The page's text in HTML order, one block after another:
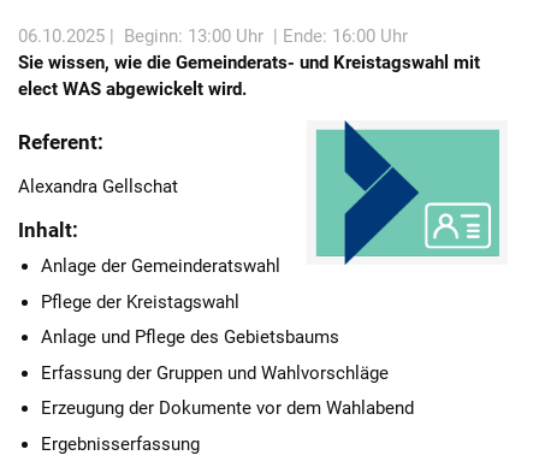
Über die AKDB
06.10.2025 | Beginn: 13:00 Uhr | Ende: 16:00 Uhr
Sie wissen, wie die Gemeinderats- und Kreistagswahl mit
elect WAS abgewickelt wird.
Referent:
Alexandra Gellschat
Inhalt:
Anlage der Gemeinderatswahl
Pflege der Kreistagswahl
Anlage und Pflege des Gebietsbaums
Erfassung der Gruppen und Wahlvorschläge
Erzeugung der Dokumente vor dem Wahlabend
Ergebnisserfassung